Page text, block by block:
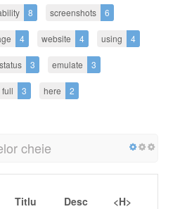
8 screenshots 6
4 website 4 using 4
status 3 emulate 3
full 3 here 2
cheie
Titlu Desc
<H>